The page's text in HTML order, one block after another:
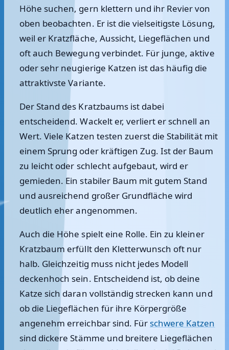
Höhe suchen, gern klettern und ihr Revier von
oben beobachten. Er ist die vielseitigste Lösung,
weil er Kratzfläche, Aussicht, Liegeflächen und
oft auch Bewegung verbindet. Für junge, aktive
oder sehr neugierige Katzen ist das häufig die
attraktivste Variante.
Der Stand des Kratzbaums ist dabei
entscheidend. Wackelt er, verliert er schnell an
Wert. Viele Katzen testen zuerst die Stabilität mit
einem Sprung oder kräftigen Zug. Ist der Baum
zu leicht oder schlecht aufgebaut, wird er
gemieden. Ein stabiler Baum mit gutem Stand
und ausreichend großer Grundfläche wird
deutlich eher angenommen.
Auch die Höhe spielt eine Rolle. Ein zu kleiner
Kratzbaum erfüllt den Kletterwunsch oft nur
halb. Gleichzeitig muss nicht jedes Modell
deckenhoch sein. Entscheidend ist, ob deine
Katze sich daran vollständig strecken kann und
ob die Liegeflächen für ihre Körpergröße
angenehm erreichbar sind. Für schwere Katzen
sind dickere Stämme und breitere Liegeflächen